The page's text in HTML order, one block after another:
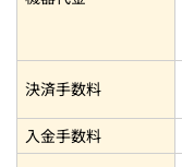
決済手数料
入金手数料